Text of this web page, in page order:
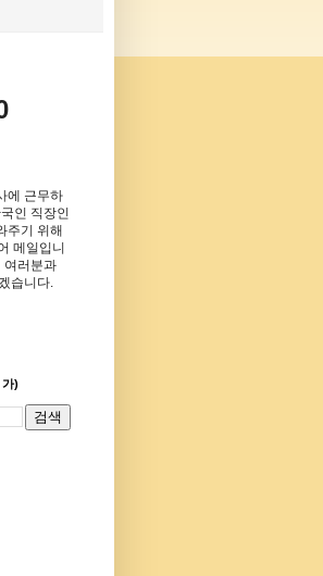
에 근무하
인 직장인
주기 위해
메일입니
여러분과
습니다.
)